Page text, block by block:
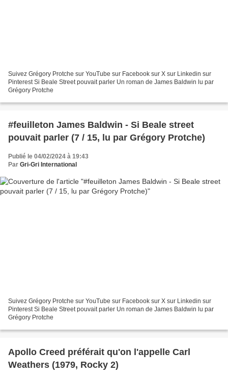
Suivez Grégory Protche sur YouTube sur Facebook sur X sur Linkedin sur
Pinterest Si Beale Street pouvait parler Un roman de James Baldwin lu par
Grégory Protche
#feuilleton James Baldwin - Si Beale street
pouvait parler (7 / 15, lu par Grégory Protche)
Publié le 04/02/2024 à 19:43
Par Gri-Gri International
Suivez Grégory Protche sur YouTube sur Facebook sur X sur Linkedin sur
Pinterest Si Beale Street pouvait parler Un roman de James Baldwin lu par
Grégory Protche
Apollo Creed préférait qu'on l'appelle Carl
Weathers (1979, Rocky 2)